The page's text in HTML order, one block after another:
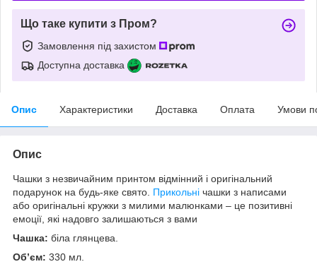
Що таке купити з Пром?
Замовлення під захистом
Доступна доставка
Опис Характеристики Доставка Оплата Умови
Опис
Чашки з незвичайним принтом відмінний і оригінальний
подарунок на будь-яке свято. Прикольні чашки з написами
або оригінальні кружки з милими малюнками – це позитивні
емоції, які надовго залишаються з вами
Чашка: біла глянцева.
Об’єм: 330 мл.